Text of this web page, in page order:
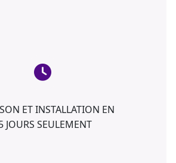
ET INSTALLATION EN
JOURS SEULEMENT